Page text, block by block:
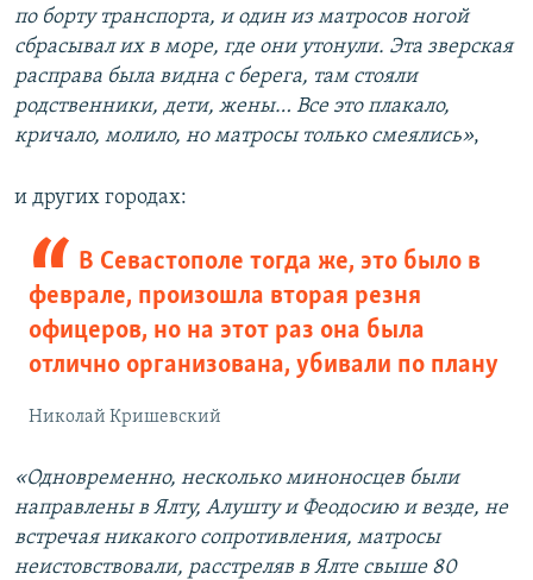
по борту транспорта, и один из матросов ногой
сбрасывал их в море, где они утонули. Эта зверская
расправа была видна с берега, там стояли
родственники, дети, жены… Все это плакало,
кричало, молило, но матросы только смеялись»,
и других городах:
В Севастополе тогда же, это было в
феврале, произошла вторая резня
офицеров, но на этот раз она была
отлично организована, убивали по плану
Николай Кришевский
«Одновременно, несколько миноносцев были
направлены в Ялту, Алушту и Феодосию и везде, не
встречая никакого сопротивления, матросы
неистовствовали, расстреляв в Ялте свыше 80